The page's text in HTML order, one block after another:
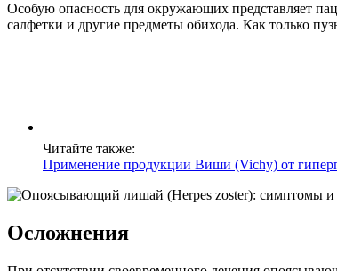
Особую опасность для окружающих представляет
салфетки и другие предметы обихода. Как только
Читайте также:
Применение продукции Виши (Vichy) от
Осложнения